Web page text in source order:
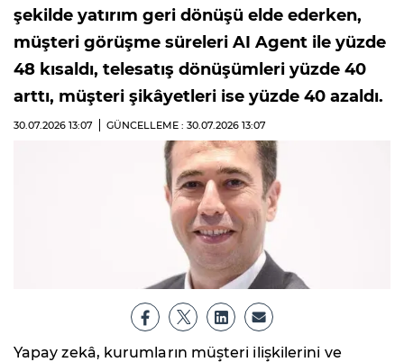
şekilde yatırım geri dönüşü elde ederken,
müşteri görüşme süreleri AI Agent ile yüzde
48 kısaldı, telesatış dönüşümleri yüzde 40
arttı, müşteri şikâyetleri ise yüzde 40 azaldı.
30.07.2026 13:07 GÜNCELLEME : 30.07.2026 13:07
Yapay zekâ, kurumların müşteri ilişkilerini ve